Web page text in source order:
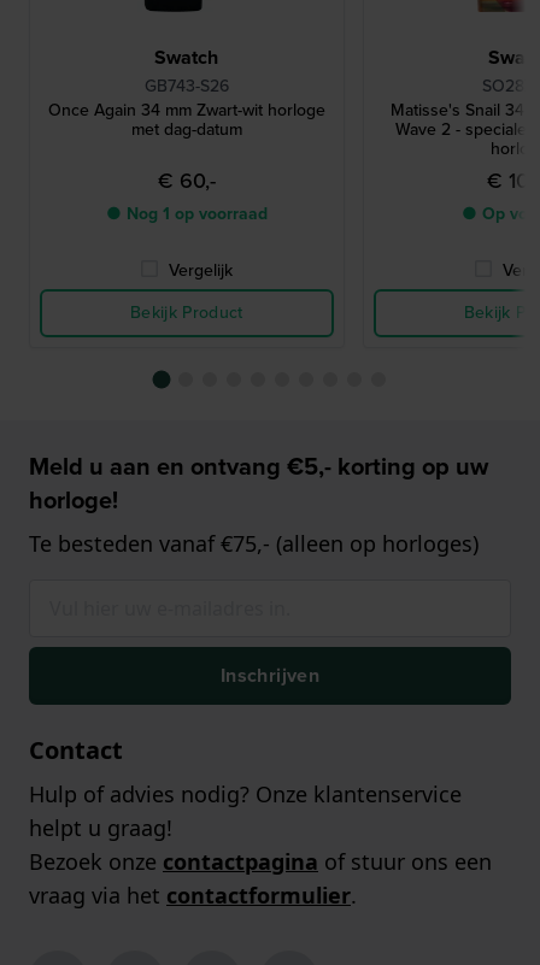
Swatch
GB743-S26
Once Again 34 mm Zwart-wit horloge
met dag-datum
€ 60,-
● Nog 1 op voorraad
Vergelijk
Bekijk Product
Matisse's Snail 34
Wave 2 - speciale
€
● Op
Bekijk
Meld u aan en ontvang €5,- korting op uw
horloge!
Te besteden vanaf €75,- (alleen op horloges)
Inschrijven
Contact
Hulp of advies nodig? Onze klantenservice
helpt u graag!
Bezoek onze contactpagina of stuur ons een
vraag via het contactformulier.